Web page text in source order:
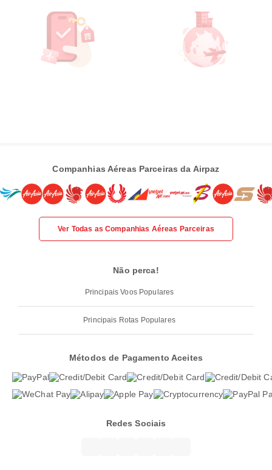
Companhias Aéreas Parceiras da Airpaz
Ver Todas as Companhias Aéreas Parceiras
Não perca!
Principais Voos Populares
Principais Rotas Populares
Métodos de Pagamento Aceites
Redes Sociais